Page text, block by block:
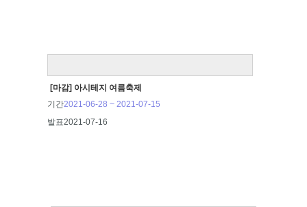
[마감] 아시테지 여름축제
기간2021-06-28 ~ 2021-07-15
발표2021-07-16